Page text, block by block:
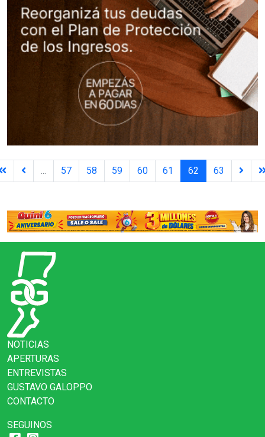
57 58 59 60 61 62 63
NOTICIAS
APERTURAS
ENTREVISTAS
GUSTAVO GALOPPO
CONTACTO
SEGUINOS